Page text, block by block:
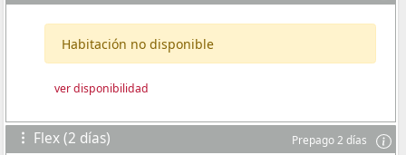
Habitación no disponible
ver disponibilidad
Flex (2 días) Prepago 2 días